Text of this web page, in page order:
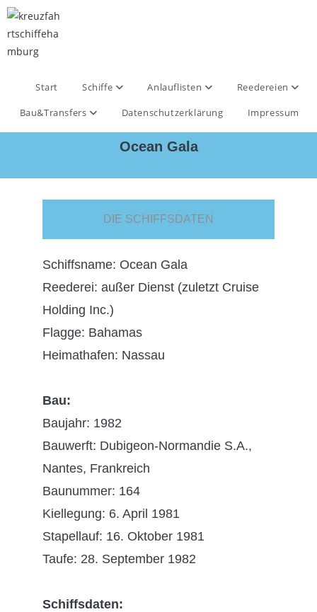
Start Schiffe Anlauflisten
Reedereien
Bau&Transfers
Datenschutzerklärung Impressum
Ocean Gala
DIE SCHIFFSDATEN
Schiffsname: Ocean Gala
Reederei: außer Dienst (zuletzt Cruise
Holding Inc.)
Flagge: Bahamas
Heimathafen: Nassau
Bau:
Baujahr: 1982
Bauwerft: Dubigeon-Normandie S.A.,
Nantes, Frankreich
Baunummer: 164
Kiellegung: 6. April 1981
Stapellauf: 16. Oktober 1981
Taufe: 28. September 1982
Schiffsdaten: